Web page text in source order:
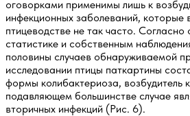
оговорками применимы лишь к
инфекционных заболеваний, которые
птицеводстве не так часто. Согласно
статистике и собственным
половины случаев обнаруживаемой
исследовании птицы паткартины
формы колибактериоза, возбудитель
подавляющем большинстве случае
вторичных инфекций (Рис. 6).